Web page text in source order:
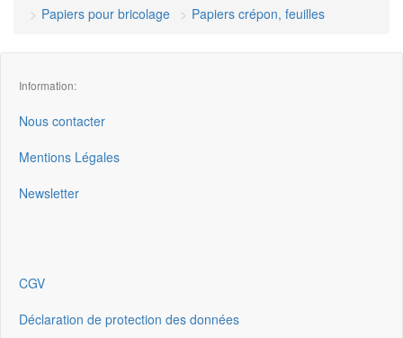
Papiers pour bricolage
Papiers crépon, feuilles
Information:
Nous contacter
Mentions Légales
Newsletter
CGV
Déclaration de protection des données